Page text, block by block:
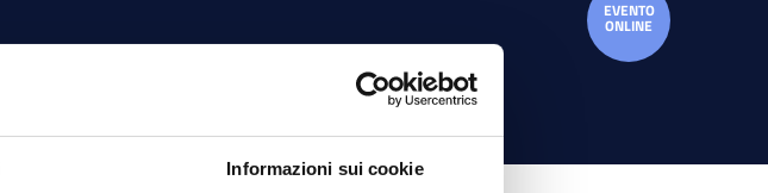
Informazioni sui cookie